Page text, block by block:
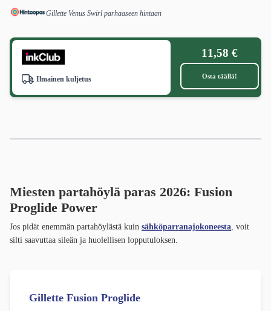
Gillette Venus Swirl parhaaseen hintaan
Ilmainen kuljetus
11,58 €
Osta täällä!
Miesten partahöylä paras 2026: Fusion
Proglide Power
Jos pidät enemmän partahöylästä kuin sähköparranajokoneesta, voit
silti saavuttaa sileän ja huolellisen lopputuloksen.
Gillette Fusion Proglide